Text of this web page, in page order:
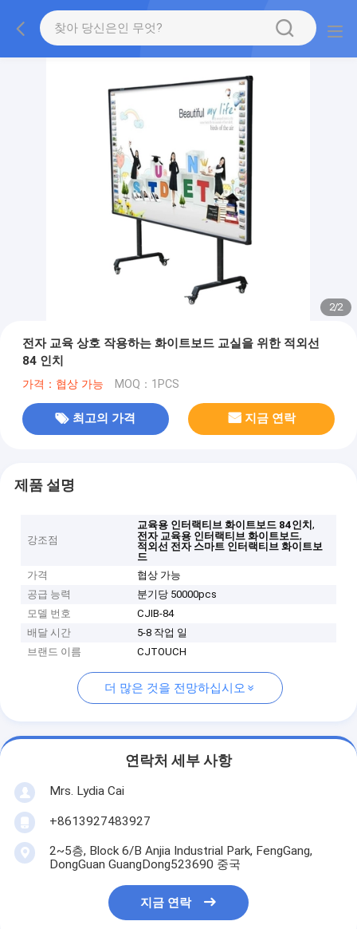
2/2
전자 교육 상호 작용하는 화이트보드 교실을 위한 적외선
84 인치
가격：협상 가능 MOQ：1PCS
최고의 가격 지금 연락
제품 설명
강조점
교육용 인터랙티브 화이트보드 84인치,
전자 교육용 인터랙티브 화이트보드,
적외선 전자 스마트 인터랙티브 화이트보
드
가격
협상 가능
공급 능력
분기당 50000pcs
모델 번호
CJIB-84
배달 시간
5-8 작업 일
브랜드 이름
CJTOUCH
더 많은 것을 전망하십시오
연락처 세부 사항
Mrs. Lydia Cai
+8613927483927
2~5층, Block 6/B Anjia Industrial Park, FengGang,
DongGuan GuangDong523690 중국
지금 연락